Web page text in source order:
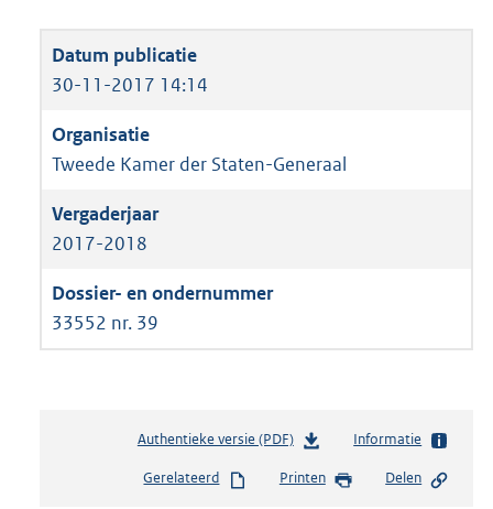
30-11-2017 14:14
Tweede Kamer der Staten-Generaal
2017-2018
33552 nr. 39
Authentieke versie (PDF)b
s
Informatie
Gerelateerd Printen Delen